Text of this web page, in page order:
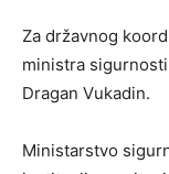
Za državnog
ministra
Dragan Vukadin.
Ministarstvo